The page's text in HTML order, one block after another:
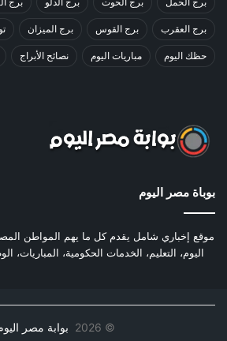
برج العقرب برج القوس برج الميزان
حظك اليوم مباريات اليوم نصائح الأبراج
بوباة مصر اليوم
موقع إخباري شامل يقدم كل ما يهم المواطن
اليوم، التعليم، الخدمات الحكومية، المباريات،
©
2026 بوابة مصر